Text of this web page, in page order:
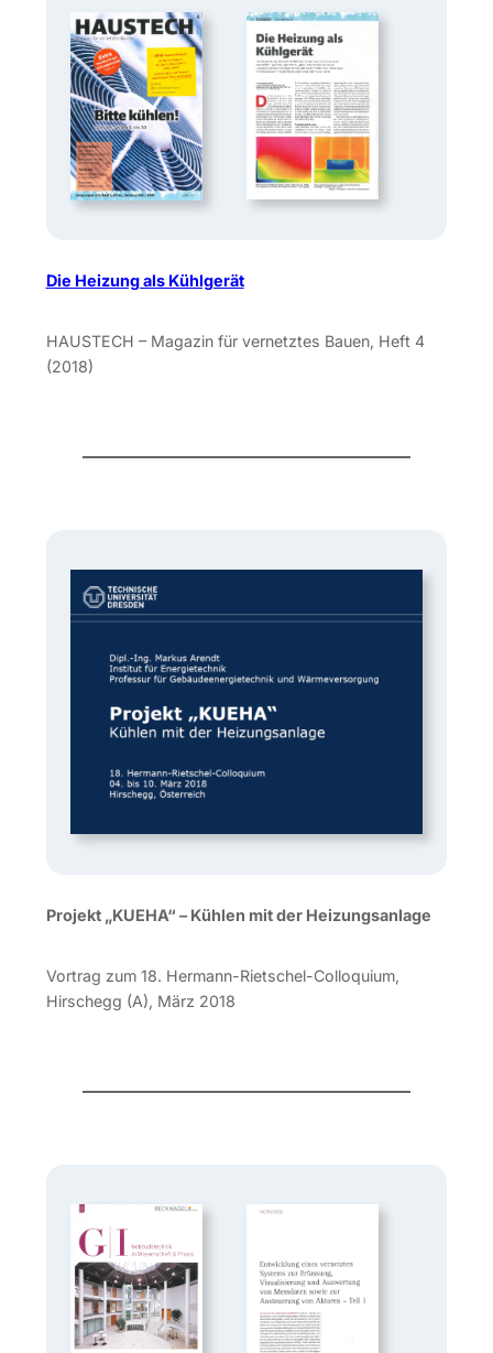
Die Heizung als Kühlgerät
HAUSTECH – Magazin für vernetztes Bauen, Heft 4
(2018)
Projekt „KUEHA“ – Kühlen mit der Heizungsanlage
Vortrag zum 18. Hermann-Rietschel-Colloquium,
Hirschegg (A), März 2018